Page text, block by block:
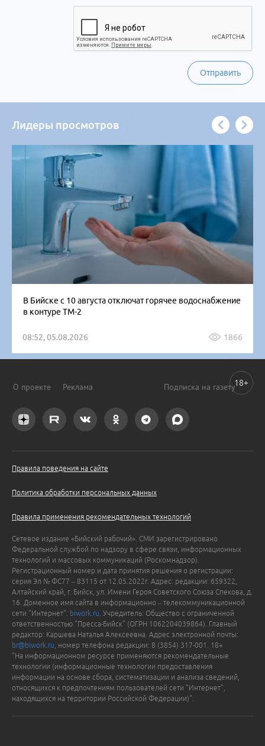
Отправить
Лидеры просмотров
В Бийске с 10 августа отключат горячее водоснабжение
в контуре ТМ-2
08:52, 05.08.2026 1866
О проекте Реклама Подписка на газету
Правила поведения на сайте
Политика обработки персональных данных
Правила применения рекомендательных технологий
Сетевое издание «Бийский рабочий». СМИ зарегистрировано
Федеральной службой по надзору в сфере связи, информационных
технологий и массовых коммуникаций (Роскомнадзор).
Регистрационный номер и дата принятия решения о регистрации:
серия Эл № ФС77 – 83115 от 12.05.2022г. Адрес: редакции: 659322,
Алтайский край, г. Бийск, ул. Имени Героя Советского Союза Спекова, д.
16. Доменное имя сайта в информационно – телекоммуникационной
сети "Интернет": biwork.ru . Учредитель: Общество с ограниченной
ответственностью "Пресса-Бийск" (ОГРН 1062204039864). Главный
редактор: Каршева Наталья Алексеевна. Адрес электронной почты:
br@biwork.ru , номер телефона редакции: 8 (3854) 317-001. 18+
"На информационном ресурсе применяются рекомендательные
технологии (информационные технологии предоставления
информации на основе сбора, систематизации и анализа сведений,
относящихся к предпочтениям пользователей сети "Интернет",
находящихся на территории Российской Федерации)".
18+